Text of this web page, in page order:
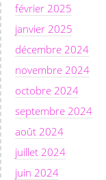
février 2025
janvier 2025
décembre 2024
novembre 2024
octobre 2024
septembre 2024
août 2024
juillet 2024
juin 2024